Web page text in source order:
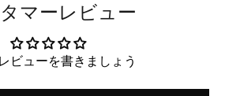
マーレビュー
ビューを書きましょう